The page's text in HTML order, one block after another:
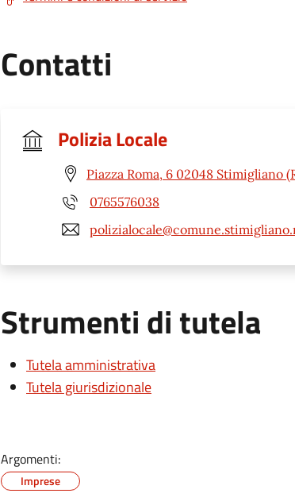
Contatti
Polizia Locale
Piazza Roma, 6 02048 Stimigliano
0765576038
Strumenti di tutela
Tutela amministrativa
Tutela giurisdizionale
Argomenti:
Imprese